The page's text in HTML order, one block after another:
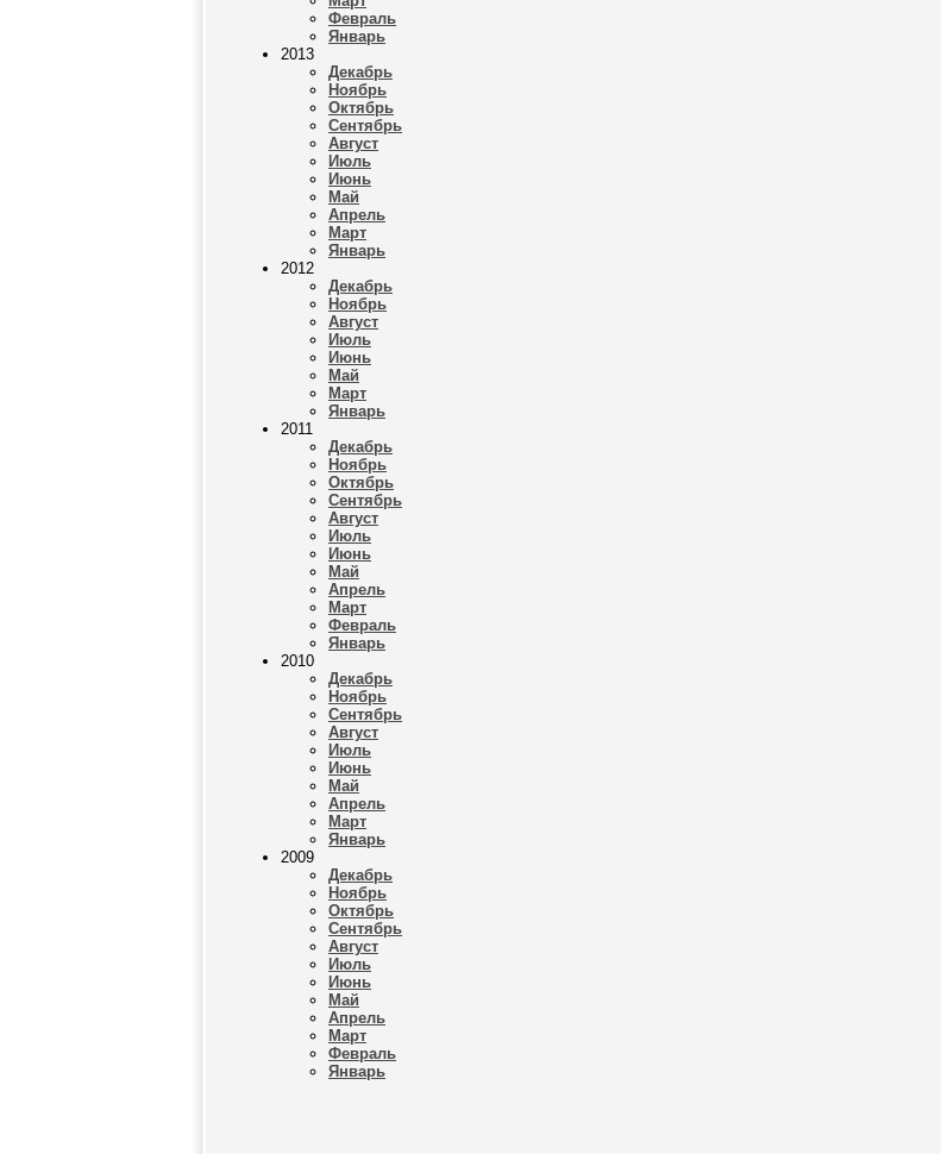
Февраль
Январь
2013
Декабрь
Ноябрь
Октябрь
Сентябрь
Август
Июль
Июнь
Май
Апрель
Март
Январь
2012
Декабрь
Ноябрь
Август
Июль
Июнь
Май
Март
Январь
2011
Декабрь
Ноябрь
Октябрь
Сентябрь
Август
Июль
Июнь
Май
Апрель
Март
Февраль
Январь
2010
Декабрь
Ноябрь
Сентябрь
Август
Июль
Июнь
Май
Апрель
Март
Январь
2009
Декабрь
Ноябрь
Октябрь
Сентябрь
Август
Июль
Июнь
Май
Апрель
Март
Февраль
Январь